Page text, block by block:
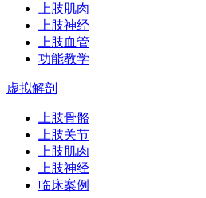
上肢肌肉
上肢神经
上肢血管
功能教学
虚拟解剖
上肢骨骼
上肢关节
上肢肌肉
上肢神经
临床案例